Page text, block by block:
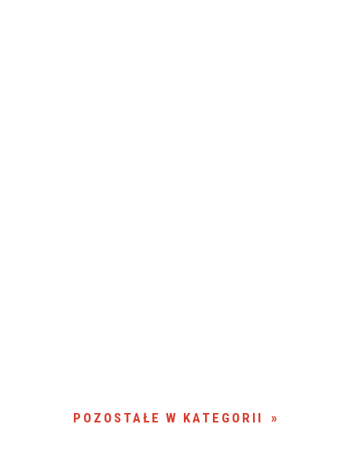
POZOSTAŁE W KATEGORII